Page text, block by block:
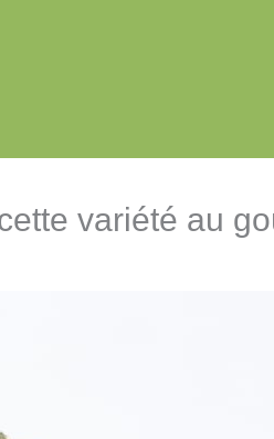
variété au